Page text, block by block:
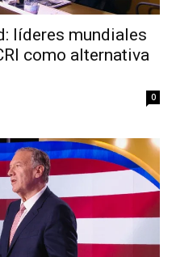
líderes mundiales
como alternativa
0